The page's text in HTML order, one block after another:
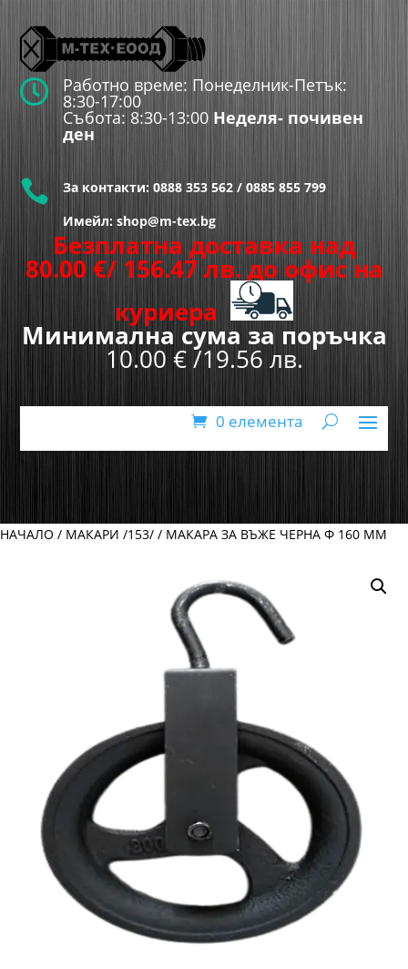
 Работно време: Понеделник-Петък:
8:30-17:00
Събота: 8:30-13:00 Неделя- почивен
ден
 За контакти: 0888 353 562 / 0885 855 799
Имейл: shop@m-tex.bg
Безплатна доставка над
80.00 €/ 156.47 лв. до офис на
куриера
Минимална сума за поръчка
10.00 € /19.56 лв.
0 елемента
НАЧАЛО / МАКАРИ /153/ / МАКАРА ЗА ВЪЖЕ ЧЕРНА Ф 160 ММ